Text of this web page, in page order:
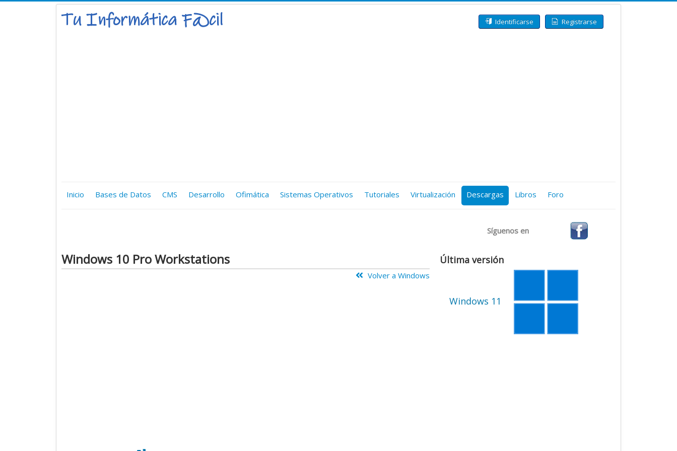
Identificarse Registrarse
Inicio Bases de Datos CMS Desarrollo Ofimática Sistemas Operativos Tutoriales Virtualización Descargas Libros Foro
Síguenos en
Windows 10 Pro Workstations
Volver a Windows
Última versión
Windows 11